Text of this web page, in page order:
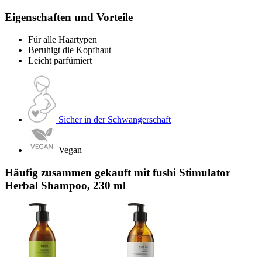
Eigenschaften und Vorteile
Für alle Haartypen
Beruhigt die Kopfhaut
Leicht parfümiert
Sicher in der Schwangerschaft
Vegan
Häufig zusammen gekauft mit fushi Stimulator
Herbal Shampoo, 230 ml